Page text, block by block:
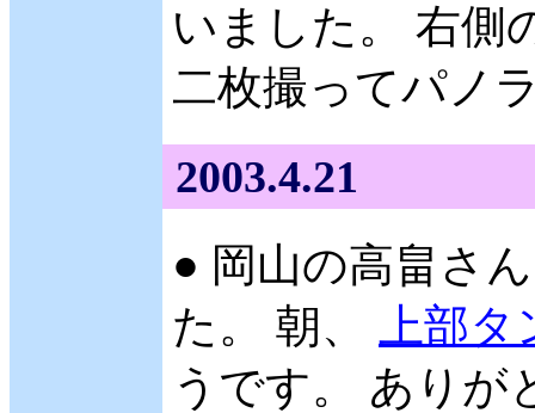
いました。 右側
二枚撮ってパノ
2003.4.21
● 岡山の高畠さ
た。 朝、
上部
うです。 ありが